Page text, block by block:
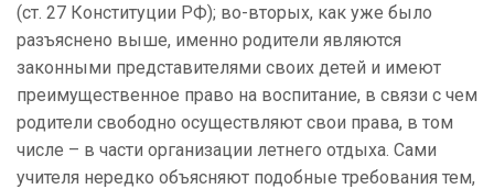
(ст. 27 Конституции РФ); во-вторых, как уже было
разъяснено выше, именно родители являются
законными представителями своих детей и имеют
преимущественное право на воспитание, в связи с чем
родители свободно осуществляют свои права, в том
числе – в части организации летнего отдыха. Сами
учителя нередко объясняют подобные требования тем,